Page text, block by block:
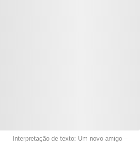
Interpretação de texto: Um novo amigo –